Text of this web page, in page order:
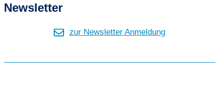
Newsletter
zur Newsletter Anmeldung